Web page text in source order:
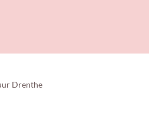
Drenthe